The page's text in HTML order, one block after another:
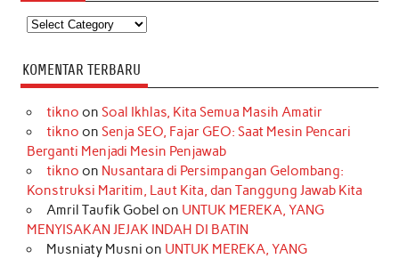
Kategori
KOMENTAR TERBARU
tikno on Soal Ikhlas, Kita Semua Masih Amatir
tikno on Senja SEO, Fajar GEO: Saat Mesin Pencari
Berganti Menjadi Mesin Penjawab
tikno on Nusantara di Persimpangan Gelombang:
Konstruksi Maritim, Laut Kita, dan Tanggung Jawab Kita
Amril Taufik Gobel on UNTUK MEREKA, YANG
MENYISAKAN JEJAK INDAH DI BATIN
Musniaty Musni on UNTUK MEREKA, YANG